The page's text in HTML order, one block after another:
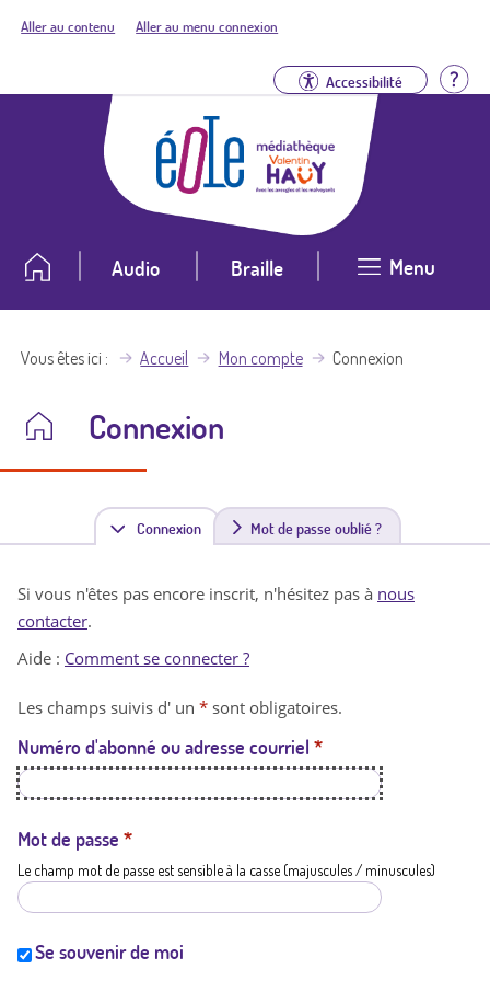
Aller au contenu Aller au menu connexion
Accessibilité
Audio Braille Menu
Vous êtes ici Accueil Mon compte Connexion
Connexion
Connexion(
n
t
a
t
i
Mot de passe oublié ?
Si vous n'êtes pas encore inscrit, n'hésitez pas à nous
contacter.
Aide : Comment se connecter ?
Les champs suivis d' un * sont obligatoires.
Numéro d'abonné ou adresse courriel *
Mot de passe *
Le champ mot de passe est sensible à la casse (majuscules / minuscules)
Se souvenir de moi